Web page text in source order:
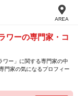
AREA
ワーの専門家・コ
ワー」に関する専門家の中
門家の気になるプロフィー